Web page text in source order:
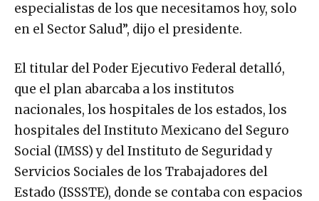
especialistas de los que necesitamos hoy, solo
en el Sector Salud”, dijo el presidente.
El titular del Poder Ejecutivo Federal detalló,
que el plan abarcaba a los institutos
nacionales, los hospitales de los estados, los
hospitales del Instituto Mexicano del Seguro
Social (IMSS) y del Instituto de Seguridad y
Servicios Sociales de los Trabajadores del
Estado (ISSSTE), donde se contaba con espacios